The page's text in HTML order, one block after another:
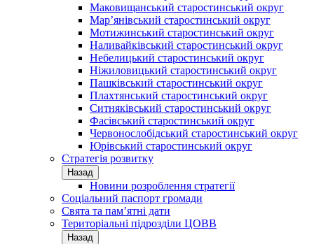
Маковищанський старостинський округ
Мар’янівський старостинський округ
Мотижинський старостинський округ
Наливайківський старостинський округ
Небелицький старостинський округ
Ніжиловицький старостинський округ
Пашківський старостинський округ
Плахтянський старостинський округ
Ситняківський старостинський округ
Фасівський старостинський округ
Червонослобідський старостинський округ
Юрівський старостинський округ
Стратегія розвитку
Назад
Новини розроблення стратегії
Соціальний паспорт громади
Свята та пам’ятні дати
Територіальні підрозділи ЦОВВ
Назад